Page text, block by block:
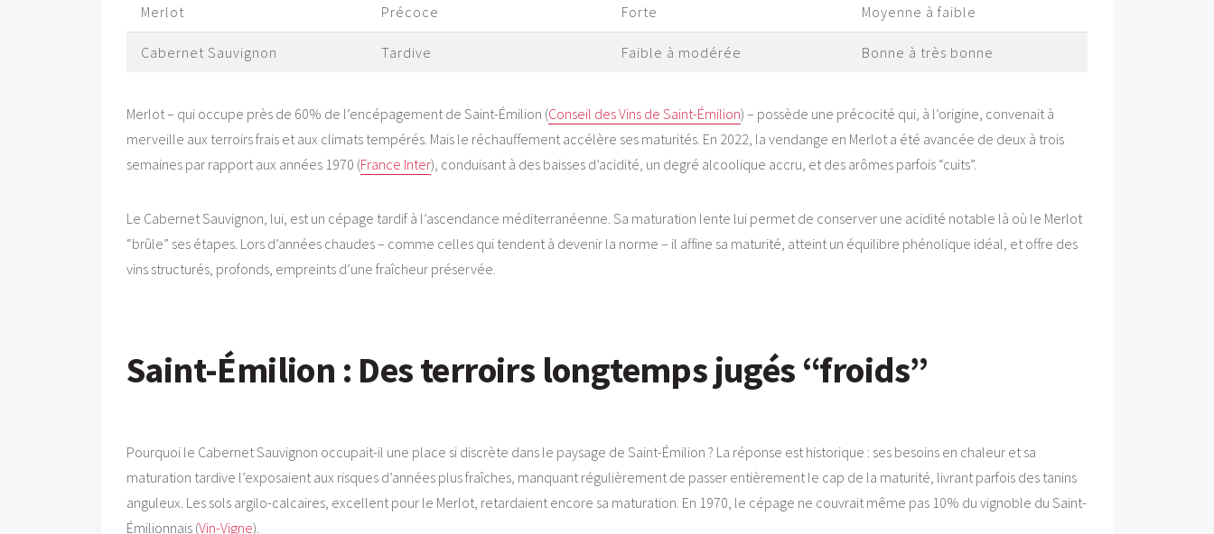
Merlot Précoce Forte Moyenne à faible
Cabernet Sauvignon Tardive Faible à modérée Bonne à très bonne
Merlot – qui occupe près de 60% de l’encépagement de Saint-Émilion (Conseil des Vins de Saint-Émilion) – possède une précocité qui, à l’origine, convenait à
merveille aux terroirs frais et aux climats tempérés. Mais le réchauffement accélère ses maturités. En 2022, la vendange en Merlot a été avancée de deux à trois
semaines par rapport aux années 1970 (France Inter), conduisant à des baisses d’acidité, un degré alcoolique accru, et des arômes parfois “cuits”.
Le Cabernet Sauvignon, lui, est un cépage tardif à l’ascendance méditerranéenne. Sa maturation lente lui permet de conserver une acidité notable là où le Merlot
“brûle” ses étapes. Lors d’années chaudes – comme celles qui tendent à devenir la norme – il affine sa maturité, atteint un équilibre phénolique idéal, et offre des
vins structurés, profonds, empreints d’une fraîcheur préservée.
Saint-Émilion : Des terroirs longtemps jugés “froids”
Pourquoi le Cabernet Sauvignon occupait-il une place si discrète dans le paysage de Saint-Émilion ? La réponse est historique : ses besoins en chaleur et sa
maturation tardive l’exposaient aux risques d’années plus fraîches, manquant régulièrement de passer entièrement le cap de la maturité, livrant parfois des tanins
anguleux. Les sols argilo-calcaires, excellent pour le Merlot, retardaient encore sa maturation. En 1970, le cépage ne couvrait même pas 10% du vignoble du Saint-
Émilionnais (Vin-Vigne).